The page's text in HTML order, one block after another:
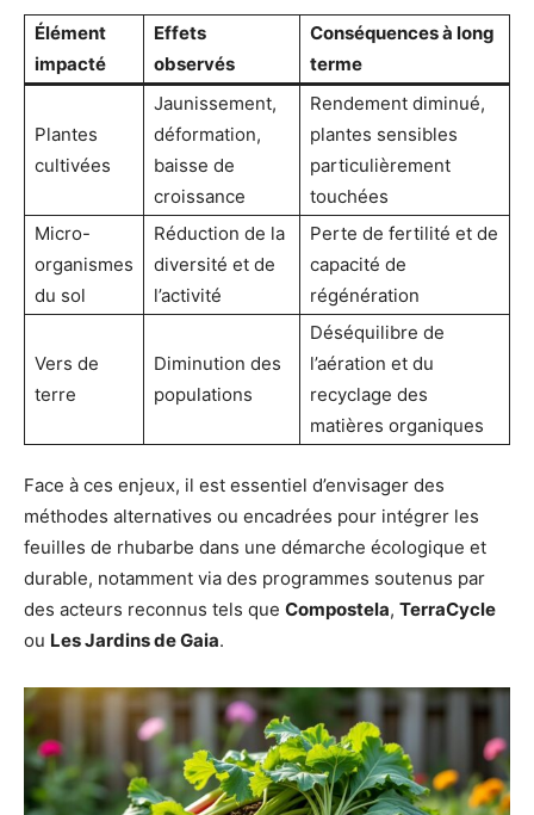
Élément
impacté
Effets
observés
Conséquences à long
terme
Plantes
cultivées
Jaunissement,
déformation,
baisse de
croissance
Rendement diminué,
plantes sensibles
particulièrement
touchées
Micro-
organismes
du sol
Réduction de la
diversité et de
l’activité
Perte de fertilité et de
capacité de
régénération
Vers de
terre
Diminution des
populations
Déséquilibre de
l’aération et du
recyclage des
matières organiques
Face à ces enjeux, il est essentiel d’envisager des
méthodes alternatives ou encadrées pour intégrer les
feuilles de rhubarbe dans une démarche écologique et
durable, notamment via des programmes soutenus par
des acteurs reconnus tels que Compostela, TerraCycle
ou Les Jardins de Gaia.